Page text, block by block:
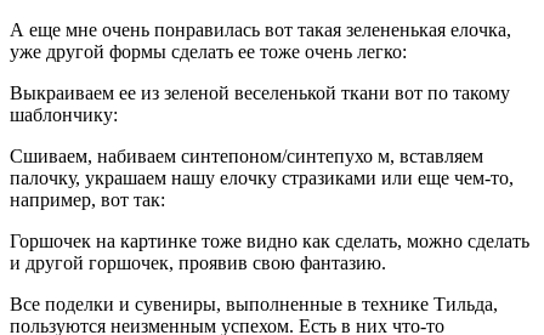
А еще мне очень понравилась вот такая зелененькая елочка,
уже другой формы сделать ее тоже очень легко:
Выкраиваем ее из зеленой веселенькой ткани вот по такому
шаблончику:
Сшиваем, набиваем синтепоном/синтепухо­ м, вставляем
палочку, украшаем нашу елочку стразиками или еще чем-то,
например, вот так:
Горшочек на картинке тоже видно как сделать, можно сделать
и другой горшочек, проявив свою фантазию.
Все поделки и сувениры, выполненные в технике Тильда,
пользуются неизменным успехом. Есть в них что-то